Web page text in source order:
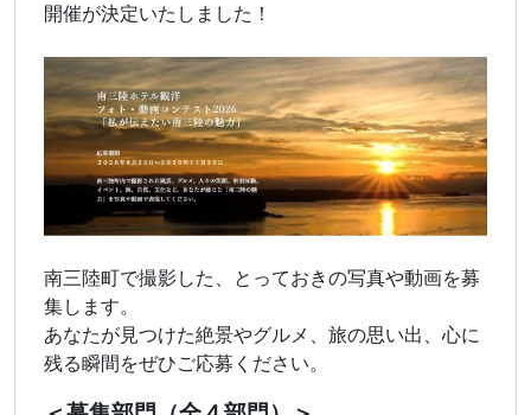
開催が決定いたしました！
南三陸町で撮影した、とっておきの写真や動画を募
集します。
あなたが見つけた絶景やグルメ、旅の思い出、心に
残る瞬間をぜひご応募ください。